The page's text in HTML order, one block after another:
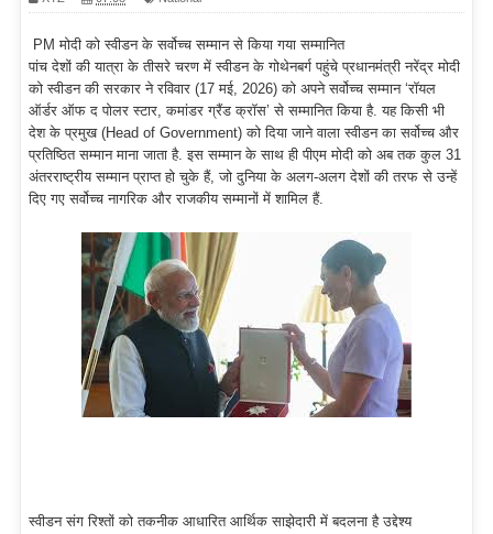
PM मोदी को स्वीडन के सर्वोच्च सम्मान से किया गया सम्मानित
पांच देशों की यात्रा के तीसरे चरण में स्वीडन के गोथेनबर्ग पहुंचे प्रधानमंत्री नरेंद्र मोदी
को स्वीडन की सरकार ने रविवार (17 मई, 2026) को अपने सर्वोच्च सम्मान ‘रॉयल
ऑर्डर ऑफ द पोलर स्टार, कमांडर ग्रैंड क्रॉस’ से सम्मानित किया है. यह किसी भी
देश के प्रमुख (Head of Government) को दिया जाने वाला स्वीडन का सर्वोच्च और
प्रतिष्ठित सम्मान माना जाता है. इस सम्मान के साथ ही पीएम मोदी को अब तक कुल 31
अंतरराष्ट्रीय सम्मान प्राप्त हो चुके हैं, जो दुनिया के अलग-अलग देशों की तरफ से उन्हें
दिए गए सर्वोच्च नागरिक और राजकीय सम्मानों में शामिल हैं.
स्वीडन संग रिश्तों को तकनीक आधारित आर्थिक साझेदारी में बदलना है उद्देश्य